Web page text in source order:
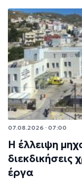
07.08.2026 · 07:00
Η έλλειψη
έργα